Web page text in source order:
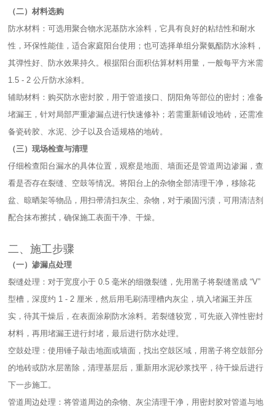
（二）材料选购​
防水材料：可选用聚合物水泥基防水涂料，它具有良好的粘结性和耐水
性，环保性能佳，适合家庭阳台使用；也可选择单组分聚氨酯防水涂料，
其弹性好、防水效果持久。根据阳台面积估算材料用量，一般每平方米需
1.5 - 2 公斤防水涂料。​
辅助材料：购买防水密封胶，用于管道接口、阴阳角等部位的密封；准备
堵漏王，针对局部严重渗漏点进行快速修补；若需重新铺设地砖，还需准
备瓷砖胶、水泥、沙子以及合适规格的地砖。​
（三）现场检查与清理​
仔细检查阳台漏水的具体位置，观察是地面、墙面还是管道周边渗漏，查
看是否存在裂缝、空鼓等情况。将阳台上的杂物全部清理干净，移除花
盆、晾晒架等物品，用扫帚清扫灰尘、杂物，对于顽固污渍，可用清洁剂
配合抹布擦拭，确保施工表面干净、干燥。​
二、施工步骤​
（一）渗漏点处理​
裂缝处理：对于宽度小于 0.5 毫米的细微裂缝，先用凿子将裂缝凿成 “V”
型槽，深度约 1 - 2 厘米，然后用毛刷清理槽内灰尘，填入堵漏王并压
实，待其干燥后，在表面涂刷防水涂料。若裂缝较宽，可先嵌入弹性密封
材料，再用堵漏王进行封堵，最后进行防水处理。​
空鼓处理：使用锤子敲击地面或墙面，找出空鼓区域，用凿子将空鼓部分
的地砖或防水层凿除，清理基层后，重新用水泥砂浆找平，待干燥后进行
下一步施工。​
管道周边处理：将管道周边的杂物、灰尘清理干净，用密封胶对管道与地